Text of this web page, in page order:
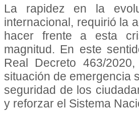
La rapidez en la
internacional, requirió la
hacer frente a esta
magnitud. En este
Real Decreto 463/
situación de emergencia
seguridad de los
y reforzar el Sistema